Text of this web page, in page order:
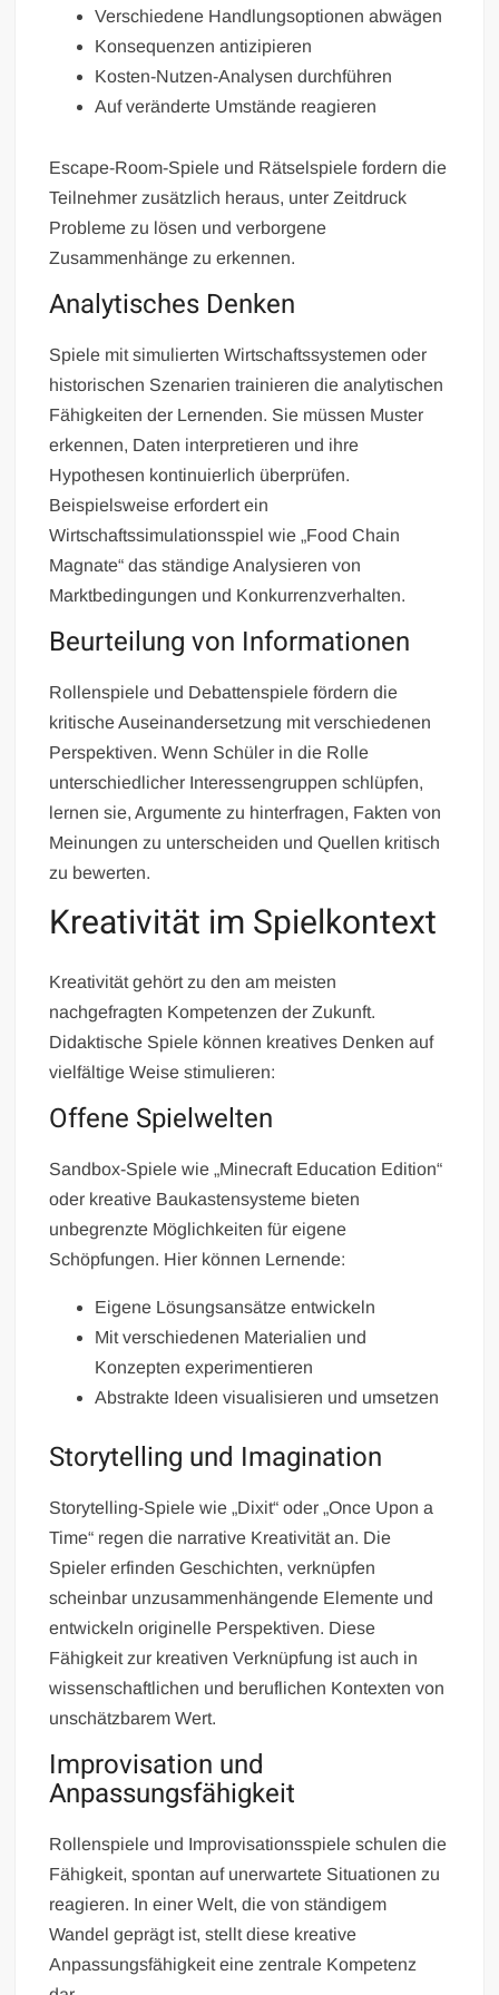
Verschiedene Handlungsoptionen abwägen
Konsequenzen antizipieren
Kosten-Nutzen-Analysen durchführen
Auf veränderte Umstände reagieren
Escape-Room-Spiele und Rätselspiele fordern die
Teilnehmer zusätzlich heraus, unter Zeitdruck
Probleme zu lösen und verborgene
Zusammenhänge zu erkennen.
Analytisches Denken
Spiele mit simulierten Wirtschaftssystemen oder
historischen Szenarien trainieren die analytischen
Fähigkeiten der Lernenden. Sie müssen Muster
erkennen, Daten interpretieren und ihre
Hypothesen kontinuierlich überprüfen.
Beispielsweise erfordert ein
Wirtschaftssimulationsspiel wie „Food Chain
Magnate“ das ständige Analysieren von
Marktbedingungen und Konkurrenzverhalten.
Beurteilung von Informationen
Rollenspiele und Debattenspiele fördern die
kritische Auseinandersetzung mit verschiedenen
Perspektiven. Wenn Schüler in die Rolle
unterschiedlicher Interessengruppen schlüpfen,
lernen sie, Argumente zu hinterfragen, Fakten von
Meinungen zu unterscheiden und Quellen kritisch
zu bewerten.
Kreativität im Spielkontext
Kreativität gehört zu den am meisten
nachgefragten Kompetenzen der Zukunft.
Didaktische Spiele können kreatives Denken auf
vielfältige Weise stimulieren:
Offene Spielwelten
Sandbox-Spiele wie „Minecraft Education Edition“
oder kreative Baukastensysteme bieten
unbegrenzte Möglichkeiten für eigene
Schöpfungen. Hier können Lernende:
Eigene Lösungsansätze entwickeln
Mit verschiedenen Materialien und
Konzepten experimentieren
Abstrakte Ideen visualisieren und umsetzen
Storytelling und Imagination
Storytelling-Spiele wie „Dixit“ oder „Once Upon a
Time“ regen die narrative Kreativität an. Die
Spieler erfinden Geschichten, verknüpfen
scheinbar unzusammenhängende Elemente und
entwickeln originelle Perspektiven. Diese
Fähigkeit zur kreativen Verknüpfung ist auch in
wissenschaftlichen und beruflichen Kontexten von
unschätzbarem Wert.
Improvisation und
Anpassungsfähigkeit
Rollenspiele und Improvisationsspiele schulen die
Fähigkeit, spontan auf unerwartete Situationen zu
reagieren. In einer Welt, die von ständigem
Wandel geprägt ist, stellt diese kreative
Anpassungsfähigkeit eine zentrale Kompetenz